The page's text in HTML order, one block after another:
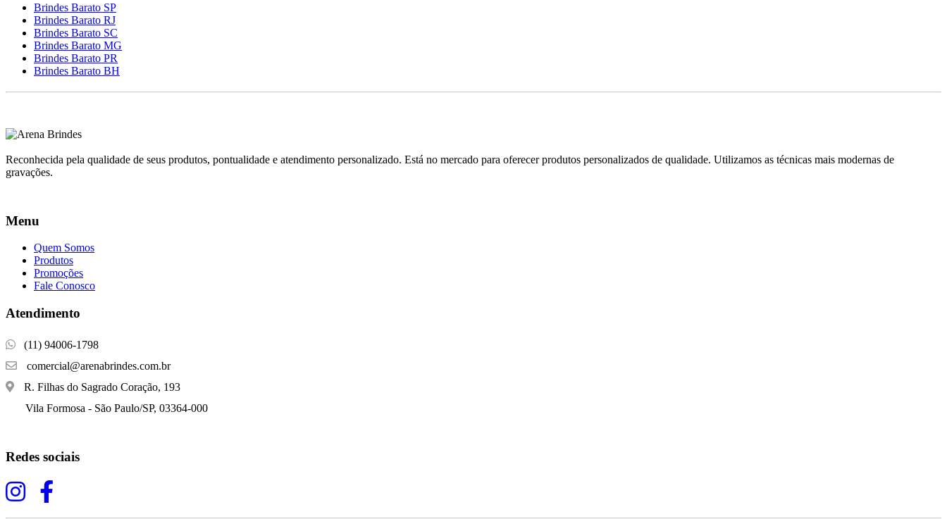
Brindes Barato SP
Brindes Barato RJ
Brindes Barato SC
Brindes Barato MG
Brindes Barato PR
Brindes Barato BH
Reconhecida pela qualidade de seus produtos, pontualidade e atendimento personalizado. Está no mercado para oferecer produtos personalizados de qualidade. Utilizamos as técnicas mais modernas de
gravações.
Menu
Quem Somos
Produtos
Promoções
Fale Conosco
Atendimento
(11) 94006-1798
comercial@arenabrindes.com.br
R. Filhas do Sagrado Coração, 193
Vila Formosa - São Paulo/SP, 03364-000
Redes sociais